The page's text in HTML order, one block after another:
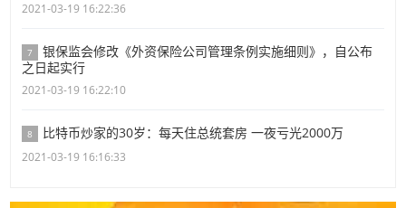
2021-03-19 16:22:36
7
银保监会修改《外资保险公司管理条例实施细则》，自公布
之日起实行
2021-03-19 16:22:10
8 比特币炒家的30岁：每天住总统套房 一夜亏光2000万
2021-03-19 16:16:33